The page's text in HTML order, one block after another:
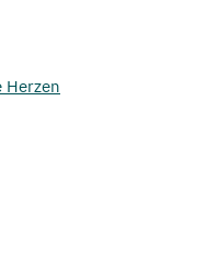
Herzen